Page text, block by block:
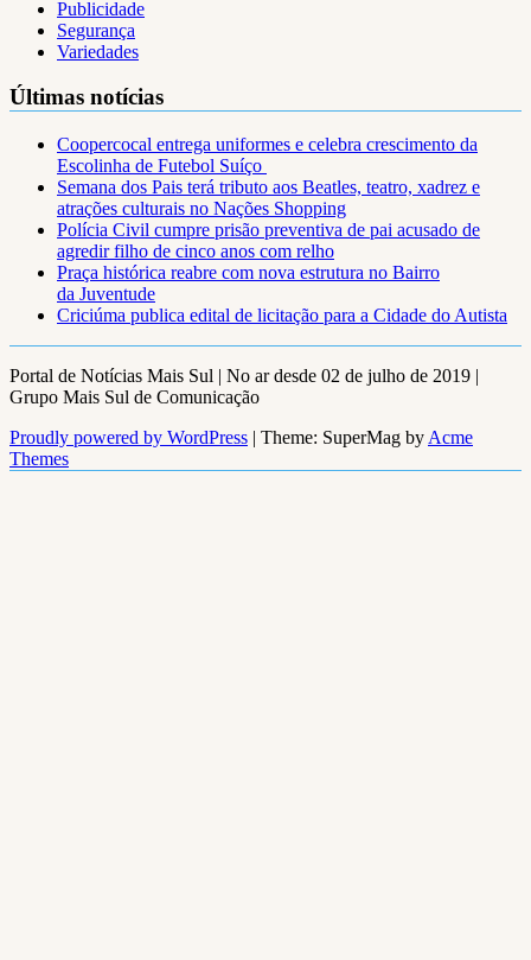
Publicidade
Segurança
Variedades
Últimas notícias
Coopercocal entrega uniformes e celebra crescimento da
Escolinha de Futebol Suíço
Semana dos Pais terá tributo aos Beatles, teatro, xadrez e
atrações culturais no Nações Shopping
Polícia Civil cumpre prisão preventiva de pai acusado de
agredir filho de cinco anos com relho
Praça histórica reabre com nova estrutura no Bairro
da Juventude
Criciúma publica edital de licitação para a Cidade do Autista
Portal de Notícias Mais Sul | No ar desde 02 de julho de 2019 |
Grupo Mais Sul de Comunicação
Proudly powered by WordPress | Theme: SuperMag by Acme
Themes